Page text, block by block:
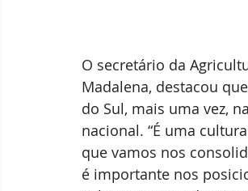
O secretário da
Madalena, destacou
do Sul, mais uma vez,
nacional. “É uma
que vamos nos
é importante nos